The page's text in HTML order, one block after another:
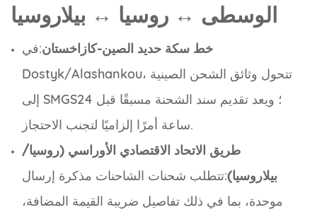
الوسطى ↔ روسيا ↔ بيلاروسيا
خط سكة حديد الصين-كازاخستان:في
Dostyk/Alashankou، تتحول وثائق الشحن الصينية
إلى SMGS؛ ويعد تقديم سند الشحنة مسبقًا قبل 24
ساعة أمرًا إلزاميًا لتجنب الاحتجاز.
طريق الاتحاد الاقتصادي الأوراسي (روسيا/
بيلاروسيا):تتطلب شحنات الشاحنات مذكرة إرسال
موحدة، بما في ذلك تفاصيل ضريبة القيمة المضافة،